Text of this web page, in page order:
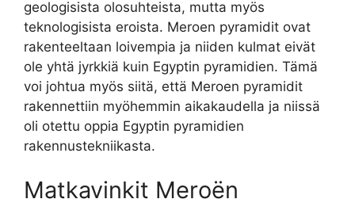
geologisista olosuhteista, mutta myös
teknologisista eroista. Meroen pyramidit ovat
rakenteeltaan loivempia ja niiden kulmat eivät
ole yhtä jyrkkiä kuin Egyptin pyramidien. Tämä
voi johtua myös siitä, että Meroen pyramidit
rakennettiin myöhemmin aikakaudella ja niissä
oli otettu oppia Egyptin pyramidien
rakennustekniikasta.
Matkavinkit Meroën